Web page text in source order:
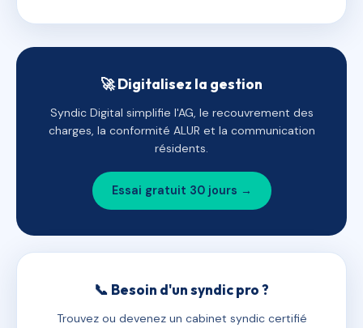
🚀 Digitalisez la gestion
Syndic Digital simplifie l'AG, le recouvrement des
charges, la conformité ALUR et la communication
résidents.
Essai gratuit 30 jours →
📞 Besoin d'un syndic pro ?
Trouvez ou devenez un cabinet syndic certifié